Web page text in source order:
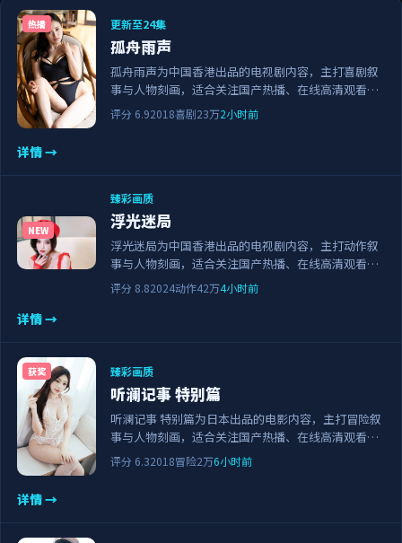
热播 更新至24集
孤舟雨声
孤舟雨声为中国香港出品的电视剧内容，主打喜剧叙
事与人物刻画，适合关注国产热播、在线高清观看与
正版资源的观众。剧情节奏紧凑，画面清晰流畅，可
评分 6.92018喜剧23万2小时前
详情 →
NEW
臻彩画质
浮光迷局
浮光迷局为中国香港出品的电视剧内容，主打动作叙
事与人物刻画，适合关注国产热播、在线高清观看与
正版资源的观众。剧情节奏紧凑，画面清晰流畅，可
作为日常追剧与家庭观影的备选佳作。
评分 8.82024动作42万4小时前
详情 →
获奖 臻彩画质
听澜记事 特别篇
听澜记事 特别篇为日本出品的电影内容，主打冒险叙
事与人物刻画，适合关注国产热播、在线高清观看与
正版资源的观众。剧情节奏紧凑，画面清晰流畅，可
作为日常追剧与家庭观影的备选佳作。
评分 6.32018冒险2万6小时前
详情 →